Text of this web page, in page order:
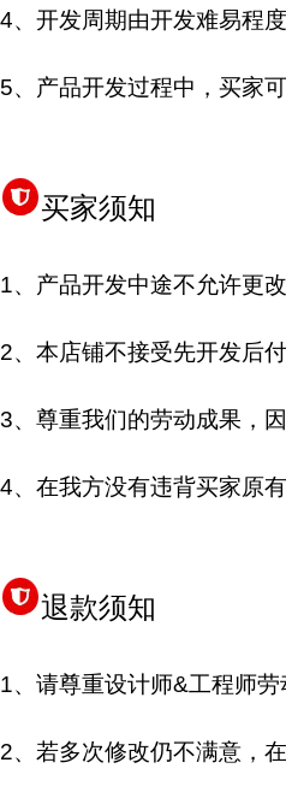
4、开发周期由开发难易程度
5、产品开发过程中，买家
买家须知
1、产品开发中途不允许更
2、本店铺不接受先开发后
3、尊重我们的劳动成果，
4、在我方没有违背买家原
退款须知
1、请尊重设计师&工程师
2、若多次修改仍不满意，